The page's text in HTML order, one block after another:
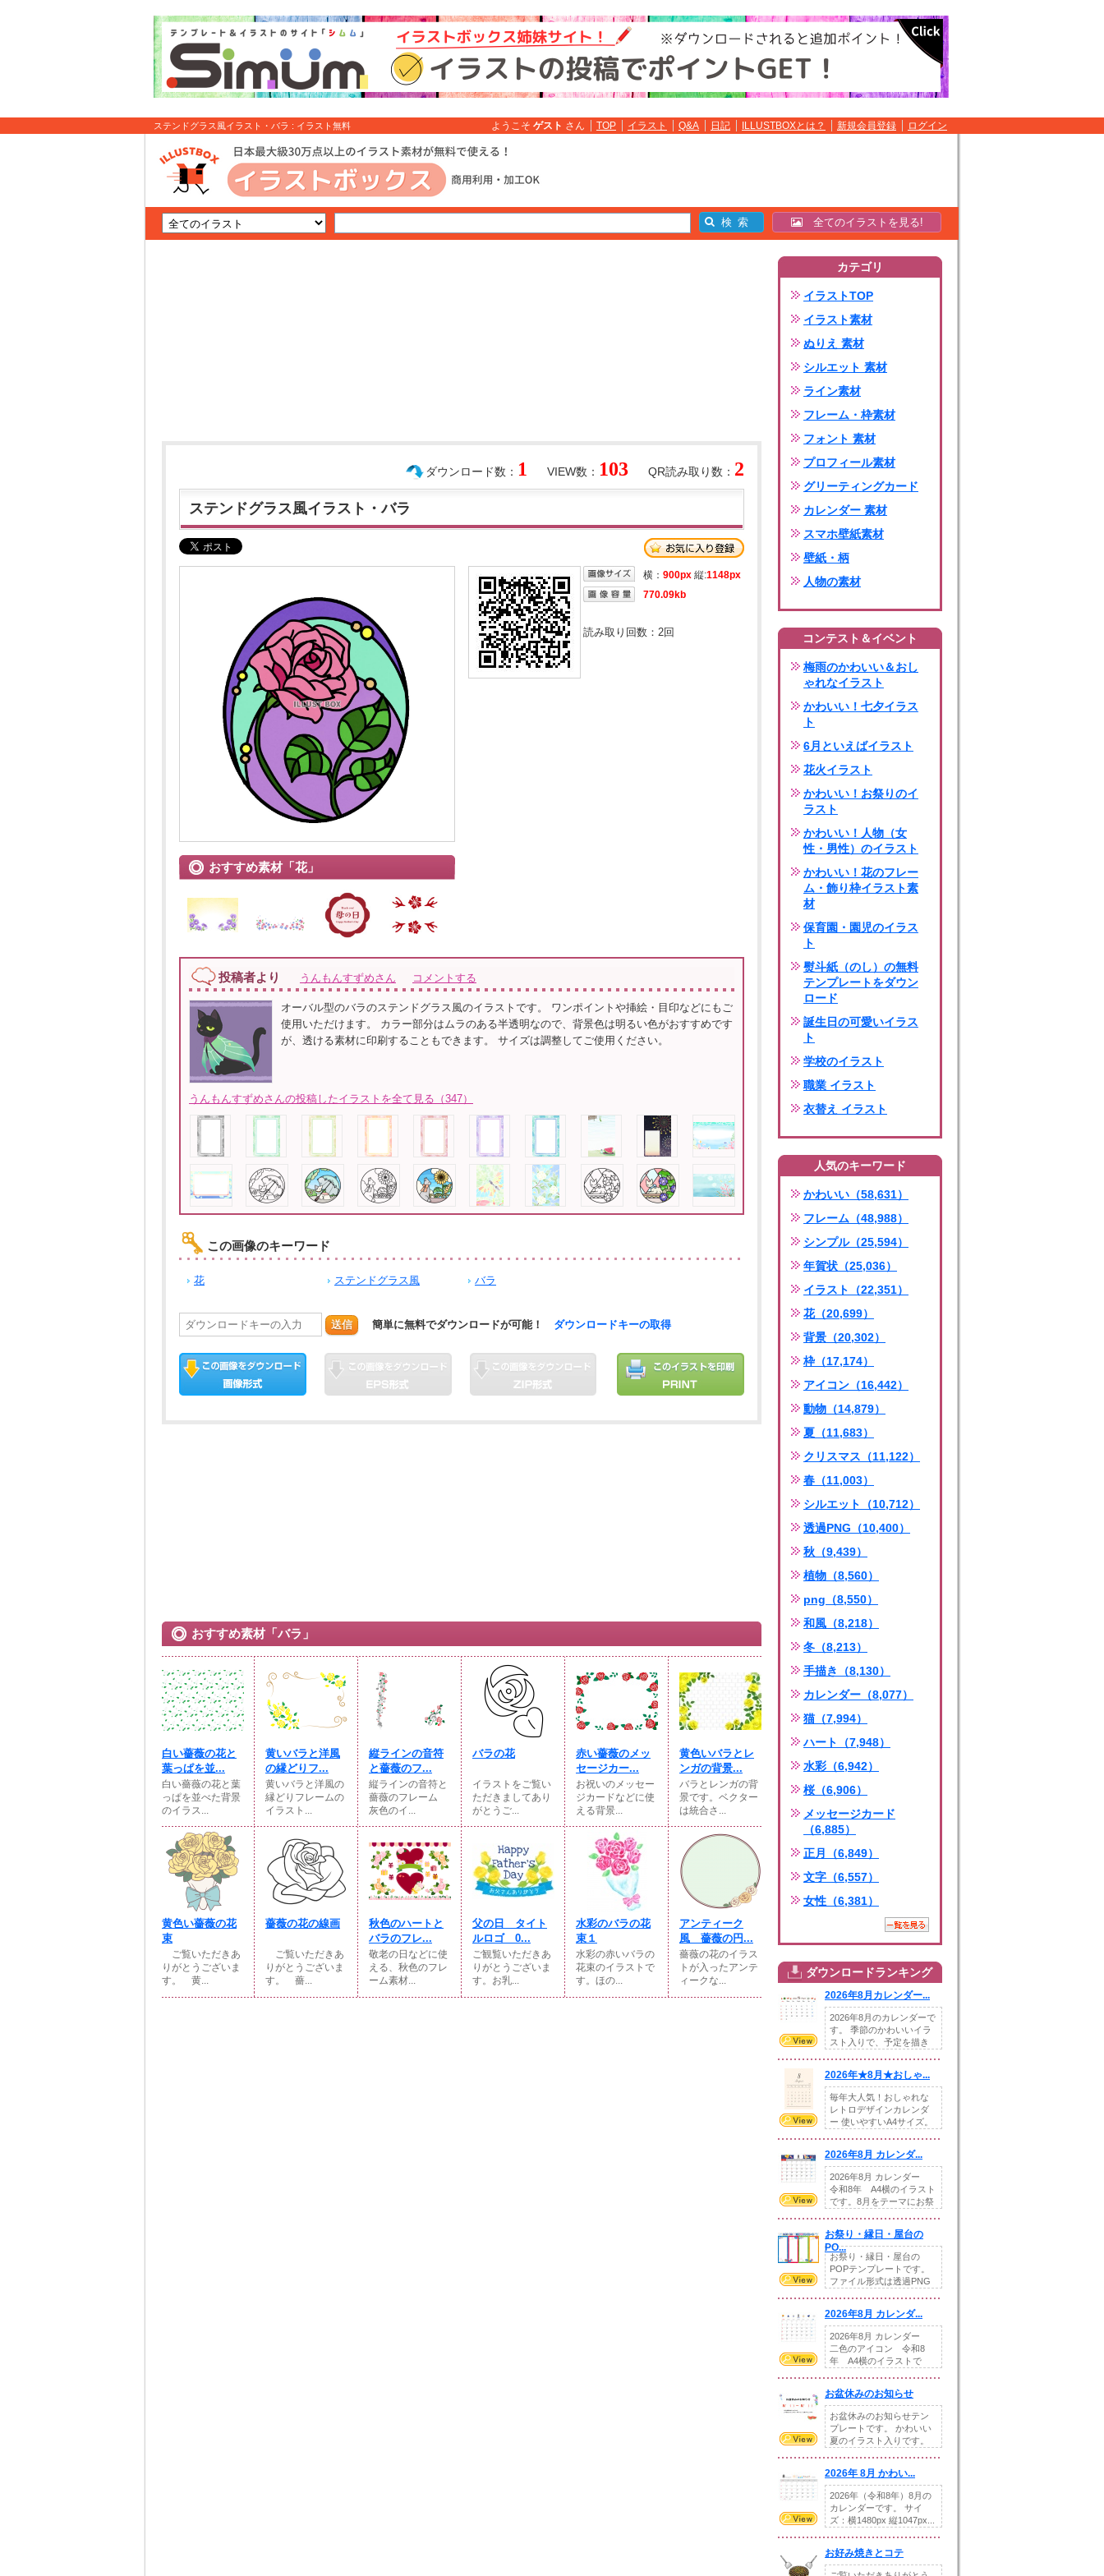
ステンドグラス風イラスト・バラ : イラスト無料 ようこそ ゲスト さん TOP イラスト Q&A 日記 ILLUSTBOXとは？ 新規会員登録 ログイン
全てのイラストを見る!
QR読み取り数： 2
VIEW数： 103
ダウンロード数： 1
ステンドグラス風イラスト・バラ
おすすめ素材「花」
横： 900px 縦:1148px
770.09kb
読み取り回数： 2回
投稿者より うんもんすずめさん コメントする
オーバル型のバラのステンドグラス風のイラストです。 ワンポイントや挿絵・目印などにもご
使用いただけます。 カラー部分はムラのある半透明なので、背景色は明るい色がおすすめです
が、透ける素材に印刷することもできます。 サイズは調整してご使用ください。
うんもんすずめさんの投稿したイラストを全て見る（347）
この画像のキーワード
花 ステンドグラス風 バラ
送信 簡単に無料でダウンロードが可能！ ダウンロードキーの取得
おすすめ素材「バラ」
白い薔薇の花と
葉っぱを並...
白い薔薇の花と葉
っぱを並べた背景
のイラス...
黄いバラと洋風
の縁どりフ...
黄いバラと洋風の
縁どりフレームの
イラスト...
縦ラインの音符
と薔薇のフ...
縦ラインの音符と
薔薇のフレーム
灰色のイ...
バラの花
イラストをご覧い
ただきましてあり
がとうご...
赤い薔薇のメッ
セージカー...
お祝いのメッセー
ジカードなどに使
える背景...
黄色いバラとレ
ンガの背景...
バラとレンガの背
景です。ベクター
は統合さ...
黄色い薔薇の花
束
ご覧いただきあ
りがとうございま
す。 黄...
薔薇の花の線画
ご覧いただきあ
りがとうございま
す。 薔...
秋色のハートと
バラのフレ...
敬老の日などに使
える、秋色のフレ
ーム素材...
父の日 タイト
ルロゴ 0...
ご観覧いただきあ
りがとうございま
す。お乳...
水彩のバラの花
束１
水彩の赤いバラの
花束のイラストで
す。ほの...
アンティーク
風 薔薇の円...
薔薇の花のイラス
トが入ったアンテ
ィークな...
カテゴリ
イラストTOP
イラスト素材
ぬりえ 素材
シルエット 素材
ライン素材
フレーム・枠素材
フォント 素材
プロフィール素材
グリーティングカード
カレンダー 素材
スマホ壁紙素材
壁紙・柄
人物の素材
コンテスト＆イベント
梅雨のかわいい＆おし
ゃれなイラスト
かわいい！七夕イラス
ト
6月といえばイラスト
花火イラスト
かわいい！お祭りのイ
ラスト
かわいい！人物（女
性・男性）のイラスト
かわいい！花のフレー
ム・飾り枠イラスト素
材
保育園・園児のイラス
ト
熨斗紙（のし）の無料
テンプレートをダウン
ロード
誕生日の可愛いイラス
ト
学校のイラスト
職業 イラスト
衣替え イラスト
人気のキーワード
かわいい（58,631）
フレーム（48,988）
シンプル（25,594）
年賀状（25,036）
イラスト（22,351）
花（20,699）
背景（20,302）
枠（17,174）
アイコン（16,442）
動物（14,879）
夏（11,683）
クリスマス（11,122）
春（11,003）
シルエット（10,712）
透過PNG（10,400）
秋（9,439）
植物（8,560）
png（8,550）
和風（8,218）
冬（8,213）
手描き（8,130）
カレンダー（8,077）
猫（7,994）
ハート（7,948）
水彩（6,942）
桜（6,906）
メッセージカード
（6,885）
正月（6,849）
文字（6,557）
女性（6,381）
ダウンロードランキング
2026年8月カレンダー...
2026年8月のカレンダーで
す。 季節のかわいいイラ
スト入りで、予定を描き
2026年★8月★おしゃ...
毎年大人気！おしゃれな
レトロデザインカレンダ
ー 使いやすいA4サイズ。
2026年8月 カレンダ...
2026年8月 カレンダー
令和8年 A4横のイラスト
です。8月をテーマにお祭
お祭り・縁日・屋台の
PO...
お祭り・縁日・屋台の
POPテンプレートです。
ファイル形式は透過PNG
2026年8月 カレンダ...
2026年8月 カレンダー
二色のアイコン 令和8
年 A4横のイラストで
お盆休みのお知らせ
お盆休みのお知らせテン
プレートです。 かわいい
夏のイラスト入りです。
2026年 8月 かわい...
2026年（令和8年）8月の
カレンダーです。 サイ
ズ：横1480px 縦1047px...
お好み焼きとコテ